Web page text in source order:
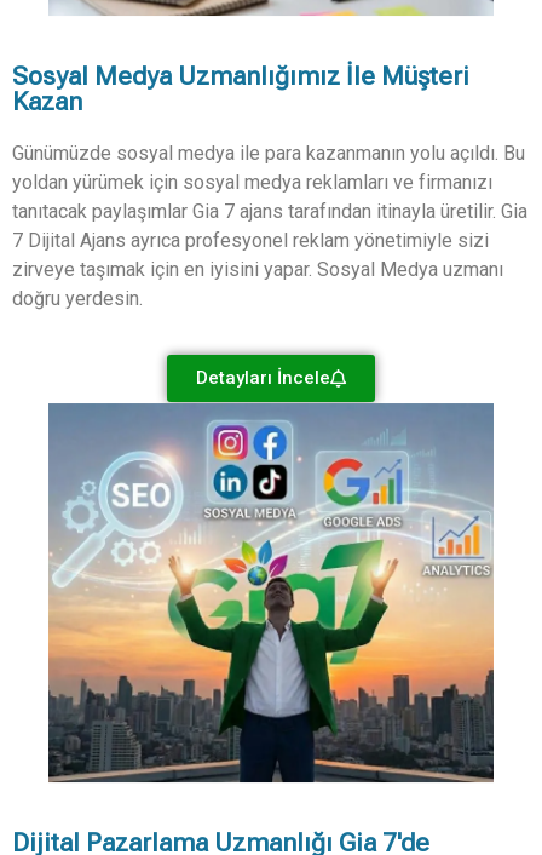
Sosyal Medya Uzmanlığımız İle Müşteri
Kazan
Günümüzde sosyal medya ile para kazanmanın yolu açıldı. Bu
yoldan yürümek için sosyal medya reklamları ve firmanızı
tanıtacak paylaşımlar Gia 7 ajans tarafından itinayla üretilir. Gia
7 Dijital Ajans ayrıca profesyonel reklam yönetimiyle sizi
zirveye taşımak için en iyisini yapar. Sosyal Medya uzmanı
doğru yerdesin.
Detayları İncele
Dijital Pazarlama Uzmanlığı Gia 7'de